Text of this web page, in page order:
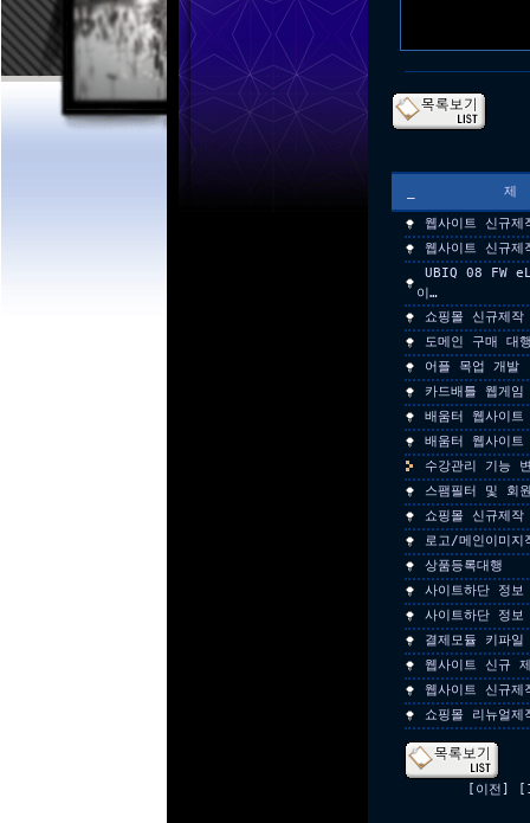
웹사이트 신규제
웹사이트 신규제
UBIQ 08 FW
이…
쇼핑몰 신규제작
도메인 구매 대
어플 목업 개발
카드배틀 웹게임
배움터 웹사이트
배움터 웹사이트
수강관리 기능
스팸필터 및 회
쇼핑몰 신규제작
로고/메인이미지
상품등록대행
사이트하단 정보
사이트하단 정
결제모듈 키파
웹사이트 신규
웹사이트 신규제
쇼핑몰 리뉴얼제
[이전]